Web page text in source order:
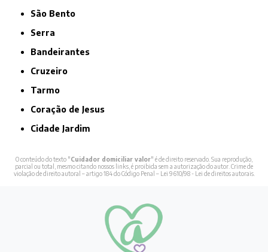
São Bento
Serra
Bandeirantes
Cruzeiro
Tarmo
Coração de Jesus
Cidade Jardim
O conteúdo do texto "Cuidador domiciliar valor" é de direito reservado. Sua reprodução,
parcial ou total, mesmo citando nossos links, é proibida sem a autorização do autor. Crime de
violação de direito autoral – artigo 184 do Código Penal – Lei 9610/98 - Lei de direitos autorais.